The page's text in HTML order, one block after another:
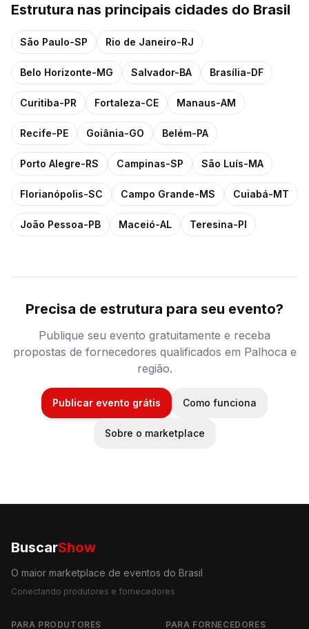
Estrutura nas principais cidades do Brasil
São Paulo-SP Rio de Janeiro-RJ
Belo Horizonte-MG Salvador-BA Brasília-DF
Curitiba-PR Fortaleza-CE Manaus-AM
Recife-PE Goiânia-GO Belém-PA
Porto Alegre-RS Campinas-SP São Luís-MA
Florianópolis-SC Campo Grande-MS Cuiabá-MT
João Pessoa-PB Maceió-AL Teresina-PI
Precisa de estrutura para seu evento?
Publique seu evento gratuitamente e receba
propostas de fornecedores qualificados em Palhoca e
região.
Publicar evento grátis Como funciona
Sobre o marketplace
BuscarShow
O maior marketplace de eventos do Brasil
Conectando produtores e fornecedores
PARA PRODUTORES PARA FORNECEDORES